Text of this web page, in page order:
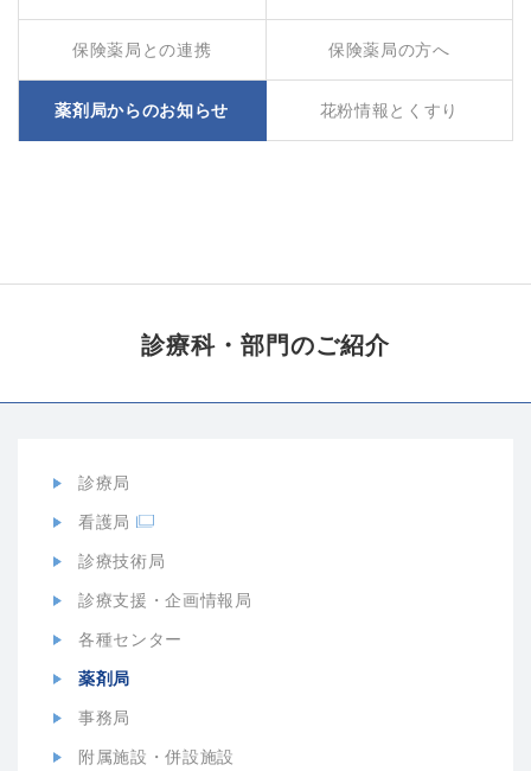
保険薬局との連携 保険薬局の方へ
薬剤局からのお知らせ 花粉情報とくすり
診療科・部門のご紹介
診療局
看護局
診療技術局
診療支援・企画情報局
各種センター
薬剤局
事務局
附属施設・併設施設